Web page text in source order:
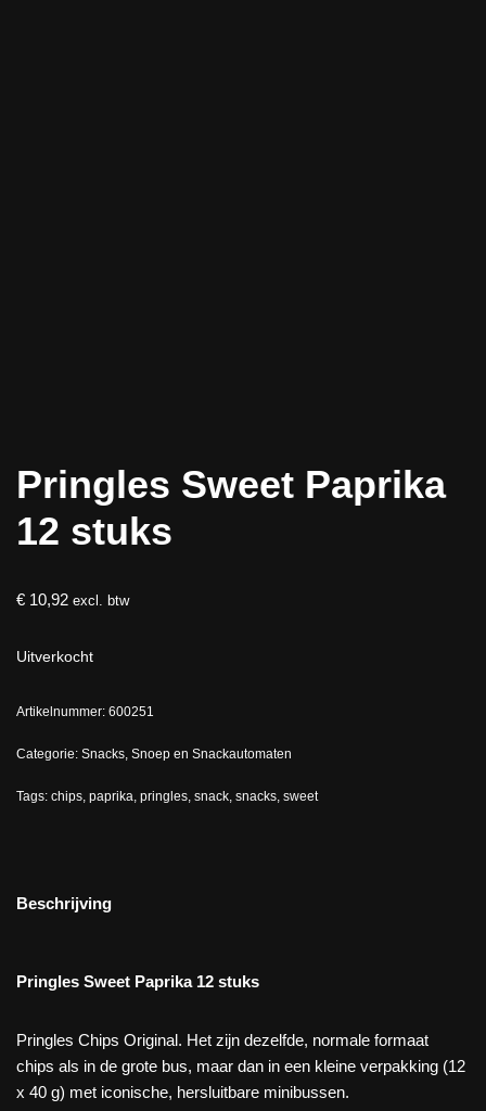
Pringles Sweet Paprika
12 stuks
€ 10,92 excl. btw
Uitverkocht
Artikelnummer: 600251
Categorie: Snacks, Snoep en Snackautomaten
Tags: chips paprika pringles snack snacks sweet
Beschrijving
Pringles Sweet Paprika 12 stuks
Pringles Chips Original. Het zijn dezelfde, normale formaat
chips als in de grote bus, maar dan in een kleine verpakking (12
x 40 g) met iconische, hersluitbare minibussen.